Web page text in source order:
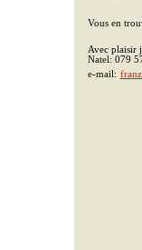
Vous en
Avec plaisir
Natel: 079
e-mail: